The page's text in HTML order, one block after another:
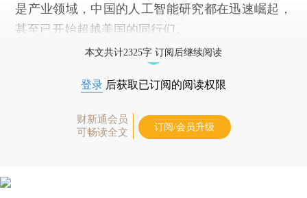
是产业领域，中国的人工智能研究都在迅速崛起，
甚至已开始超越美国的同行们。
本文共计2325字 订阅后继续阅读
登录 后获取已订阅的阅读权限
财新通会员
可畅读全文
订阅/会员升级